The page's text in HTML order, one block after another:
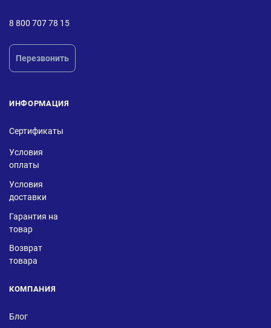
8 800 707 78 15
Перезвонить
ИНФОРМАЦИЯ
Сертификаты
Условия
оплаты
Условия
доставки
Гарантия на
товар
Возврат
товара
КОМПАНИЯ
Блог